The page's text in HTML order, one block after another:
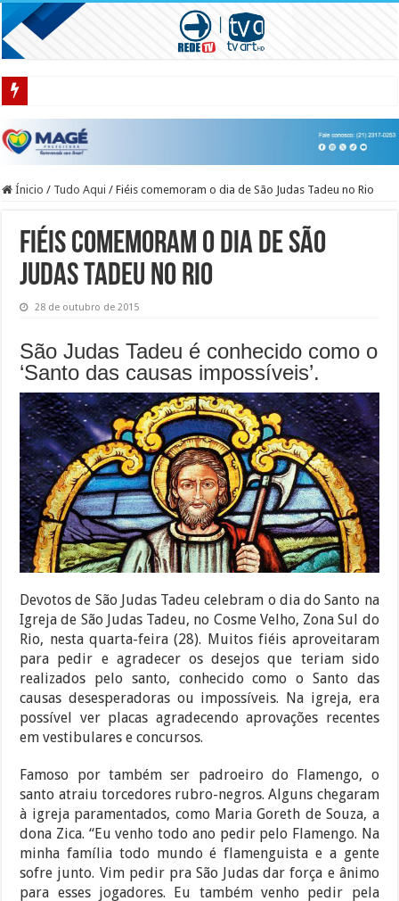
RIO ENTRA EM ESTÁGIO 2 POR RISCO DE VENDAVAL; PREFEITURA
Ínicio / Tudo Aqui / Fiéis comemoram o dia de São Judas Tadeu no Rio
Fiéis comemoram o dia de São
Judas Tadeu no Rio
28 de outubro de 2015
São Judas Tadeu é conhecido como o
‘Santo das causas impossíveis’.
Devotos de São Judas Tadeu celebram o dia do Santo na
Igreja de São Judas Tadeu, no Cosme Velho, Zona Sul do
Rio, nesta quarta-feira (28). Muitos fiéis aproveitaram
para pedir e agradecer os desejos que teriam sido
realizados pelo santo, conhecido como o Santo das
causas desesperadoras ou impossíveis. Na igreja, era
possível ver placas agradecendo aprovações recentes
em vestibulares e concursos.
Famoso por também ser padroeiro do Flamengo, o
santo atraiu torcedores rubro-negros. Alguns chegaram
à igreja paramentados, como Maria Goreth de Souza, a
dona Zica. “Eu venho todo ano pedir pelo Flamengo. Na
minha família todo mundo é flamenguista e a gente
sofre junto. Vim pedir pra São Judas dar força e ânimo
para esses jogadores. Eu também venho pedir pela